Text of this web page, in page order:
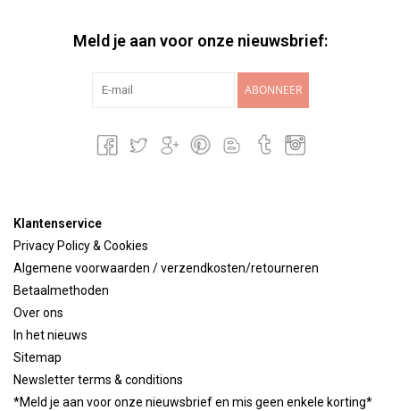
Meld je aan voor onze nieuwsbrief:
ABONNEER
Klantenservice
Privacy Policy & Cookies
Algemene voorwaarden / verzendkosten/retourneren
Betaalmethoden
Over ons
In het nieuws
Sitemap
Newsletter terms & conditions
*Meld je aan voor onze nieuwsbrief en mis geen enkele korting*